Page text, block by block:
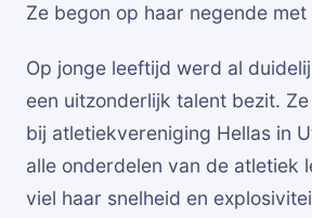
Ze begon op haar negende
Op jonge leeftijd werd al
een uitzonderlijk talent bezit.
bij atletiekvereniging Hellas in
alle onderdelen van de atletiek
viel haar snelheid en